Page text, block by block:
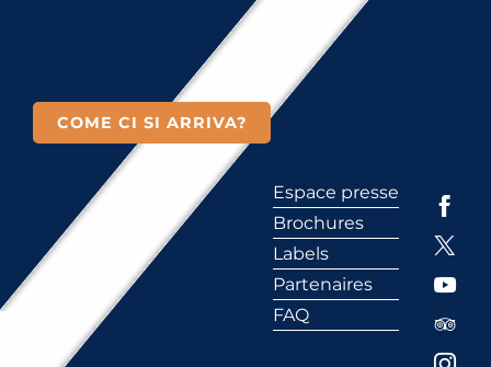
COME CI SI ARRIVA?
Espace presse
Brochures
Labels
Partenaires
FAQ